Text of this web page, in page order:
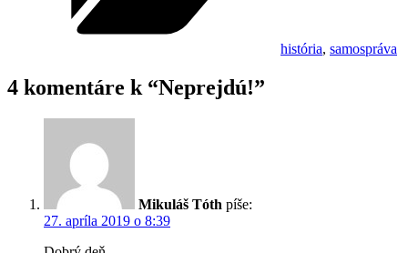
história, samospráva
4 komentáre k “Neprejdú!”
Mikuláš Tóth píše:
27. apríla 2019 o 8:39